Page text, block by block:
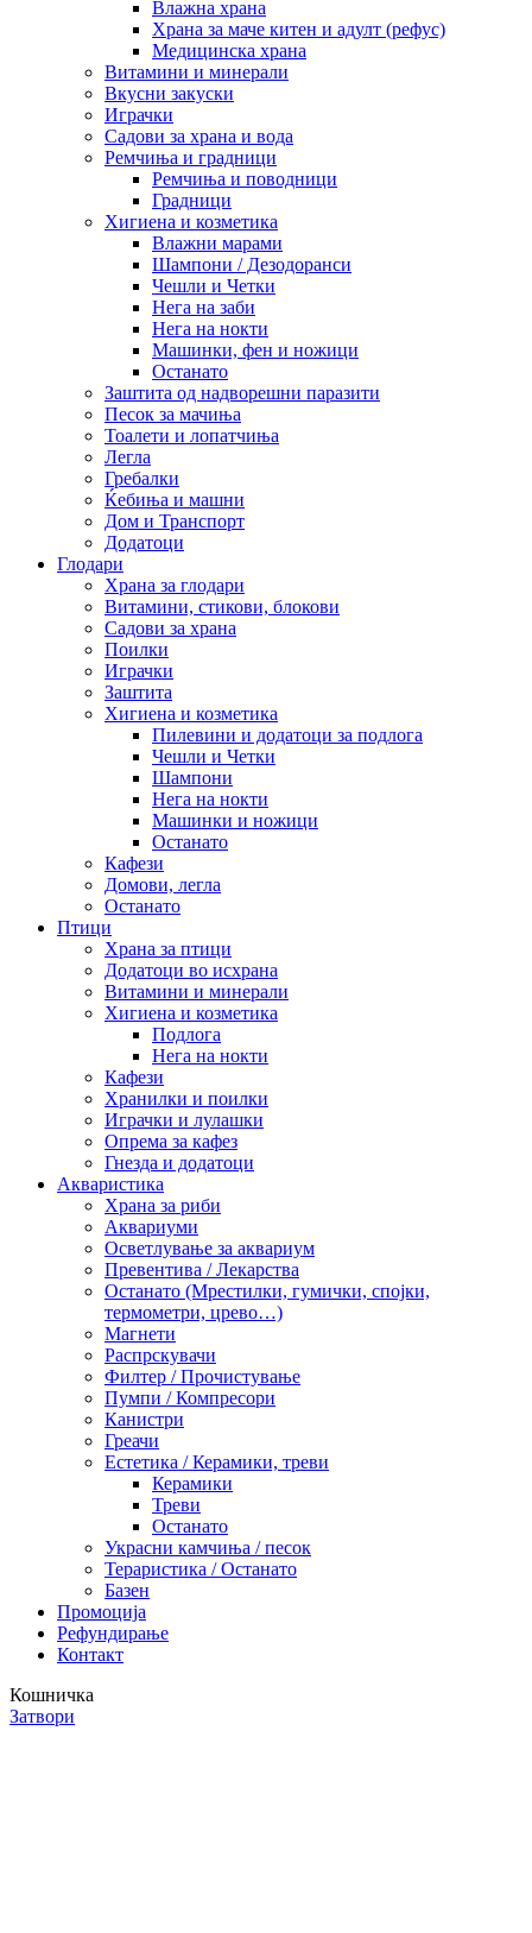
Влажна храна
Храна за маче китен и адулт (рефус)
Медицинска храна
Витамини и минерали
Вкусни закуски
Играчки
Садови за храна и вода
Ремчиња и градници
Ремчиња и поводници
Градници
Хигиена и козметика
Влажни марами
Шампони / Дезодоранси
Чешли и Четки
Нега на заби
Нега на нокти
Машинки, фен и ножици
Останато
Заштита од надворешни паразити
Песок за мачиња
Тоалети и лопатчиња
Легла
Гребалки
Ќебиња и машни
Дом и Транспорт
Додатоци
Глодари
Храна за глодари
Витамини, стикови, блокови
Садови за храна
Поилки
Играчки
Заштита
Хигиена и козметика
Пилевини и додатоци за подлога
Чешли и Четки
Шампони
Нега на нокти
Машинки и ножици
Останато
Кафези
Домови, легла
Останато
Птици
Храна за птици
Додатоци во исхрана
Витамини и минерали
Хигиена и козметика
Подлога
Нега на нокти
Кафези
Хранилки и поилки
Играчки и лулашки
Опрема за кафез
Гнезда и додатоци
Акваристика
Храна за риби
Аквариуми
Осветлување за аквариум
Превентива / Лекарства
Останато (Мрестилки, гумички, спојки,
термометри, црево…)
Магнети
Распрскувачи
Филтер / Прочистување
Пумпи / Компресори
Канистри
Греачи
Естетика / Керамики, треви
Керамики
Треви
Останато
Украсни камчиња / песок
Тераристика / Останато
Базен
Промоција
Рефундирање
Контакт
Кошничка
Затвори